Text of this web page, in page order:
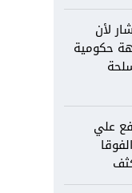
لأن
حكومية
علي